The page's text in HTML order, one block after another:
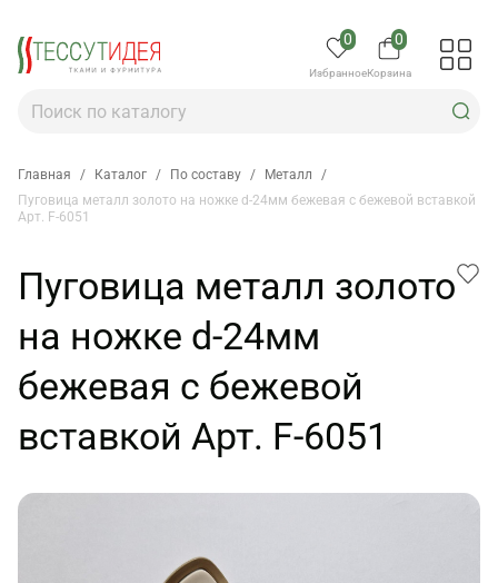
0
Избранное
0
Корзина
Главная / Каталог / По составу / Металл
/
Пуговица металл золото на ножке d-24мм бежевая с бежевой вставкой
Арт. F-6051
Пуговица металл золото
на ножке d-24мм
бежевая с бежевой
вставкой Арт. F-6051